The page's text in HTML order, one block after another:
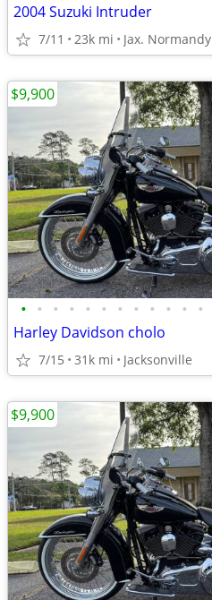
2004 Suzuki Intruder
7/11 23k mi Jax. Normandy
• • • • • • • • • • • •
Harley Davidson cholo
7/15 31k mi Jacksonville
$9,900
$9,900